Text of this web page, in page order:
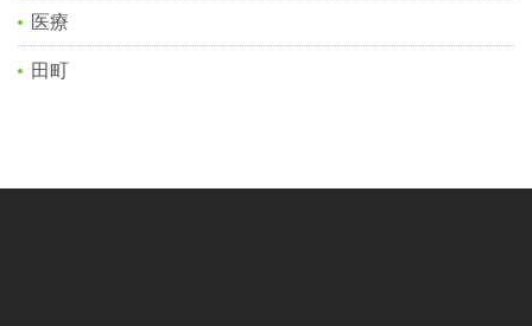
医療
田町